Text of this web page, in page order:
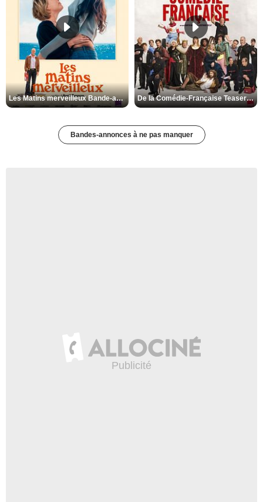
Les Matins merveilleux Bande-annonce VF De la Comédie-Française Teaser VF
Bandes-annonces à ne pas manquer